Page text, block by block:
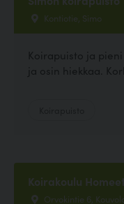
Kontiotie, Simo
Koirapuisto ja
ja osin hiekkaa.
Koirakoulu
Orvokintie 6,